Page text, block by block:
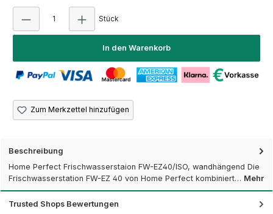
Stück
In den Warenkorb
Zum Merkzettel hinzufügen
Beschreibung
Home Perfect Frischwasserstaion FW-EZ40/ISO, wandhängend Die
Frischwasserstation FW-EZ 40 von Home Perfect kombiniert… Mehr
Trusted Shops Bewertungen